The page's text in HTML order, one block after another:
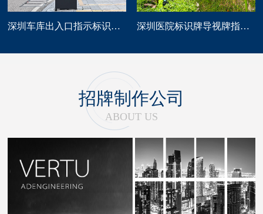
深圳车库出入口指示标识牌制作 深圳医院标识牌导视牌指示路牌设计制作
招牌制作公司
ABOUT US